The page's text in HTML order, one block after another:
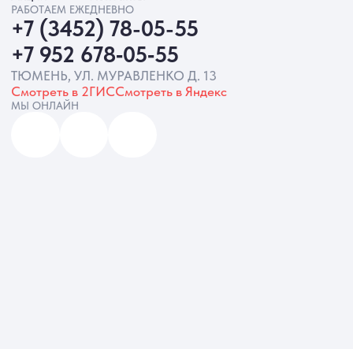
Согласие на обработку ПД
Политика Cookie
Согласие на рекламную рассылку
Разработка сайта